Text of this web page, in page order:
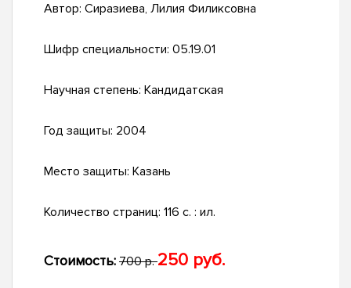
Автор: Сиразиева, Лилия Филиксовна
Шифр специальности: 05.19.01
Научная степень: Кандидатская
Год защиты: 2004
Место защиты: Казань
Количество страниц: 116 с. : ил.
Стоимость: 700 р.250 руб.